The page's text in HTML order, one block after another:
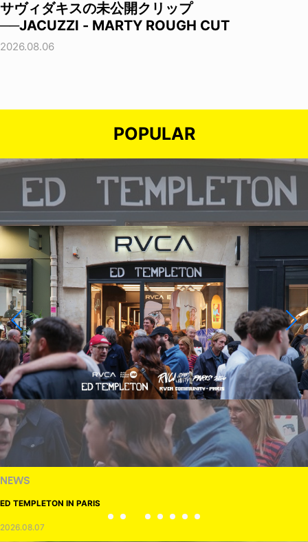
サヴィダキスの未公開クリップ
──JACUZZI - MARTY ROUGH CUT
2026.08.06
POPULAR
NEWS
ED TEMPLETON IN PARIS
2026.08.07